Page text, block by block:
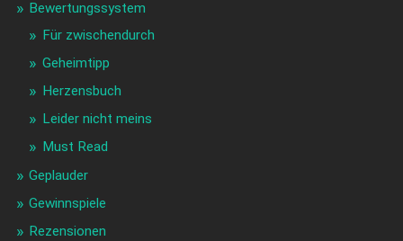
Bewertungssystem
Für zwischendurch
Geheimtipp
Herzensbuch
Leider nicht meins
Must Read
Geplauder
Gewinnspiele
Rezensionen